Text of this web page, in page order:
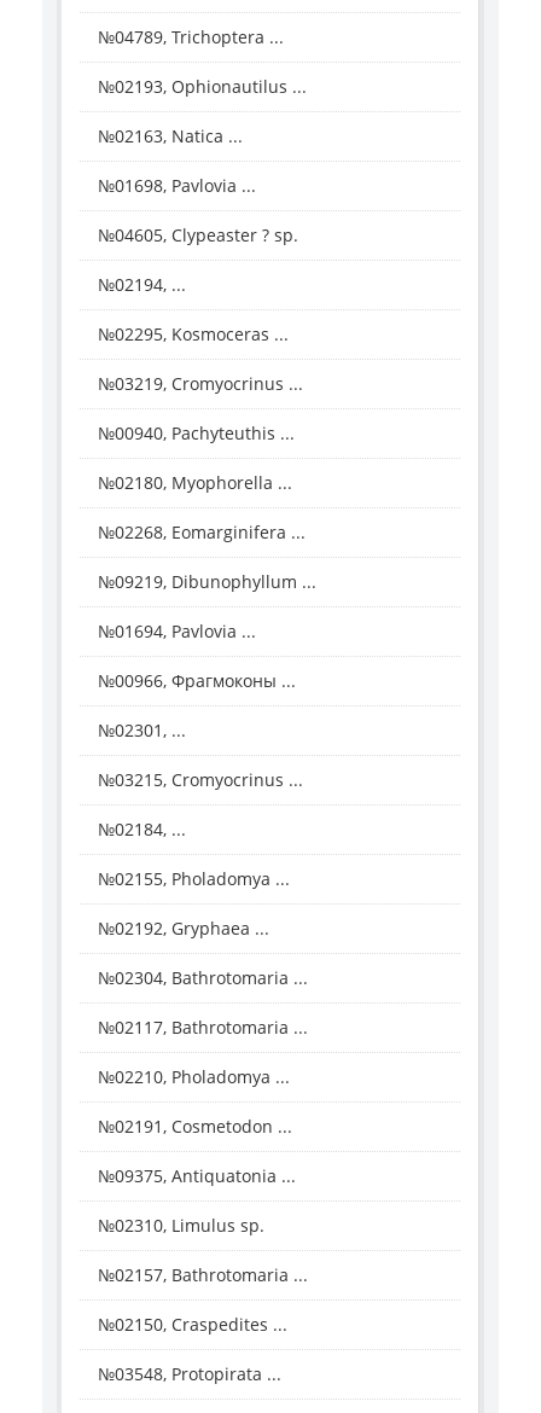
№04789, Trichoptera ...
№02193, Ophionautilus ...
№02163, Natica ...
№01698, Pavlovia ...
№04605, Clypeaster ? sp.
№02194, ...
№02295, Kosmoceras ...
№03219, Cromyocrinus ...
№00940, Pachyteuthis ...
№02180, Myophorella ...
№02268, Eomarginifera ...
№09219, Dibunophyllum ...
№01694, Pavlovia ...
№00966, Фрагмоконы ...
№02301, ...
№03215, Cromyocrinus ...
№02184, ...
№02155, Pholadomya ...
№02192, Gryphaea ...
№02304, Bathrotomaria ...
№02117, Bathrotomaria ...
№02210, Pholadomya ...
№02191, Cosmetodon ...
№09375, Antiquatonia ...
№02310, Limulus sp.
№02157, Bathrotomaria ...
№02150, Craspedites ...
№03548, Protopirata ...